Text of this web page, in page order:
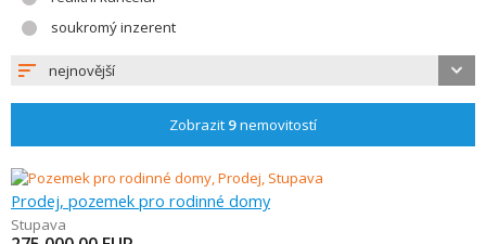
soukromý inzerent
nejnovější
Zobrazit 9nemovitostí
Prodej, pozemek pro rodinné domy
Stupava